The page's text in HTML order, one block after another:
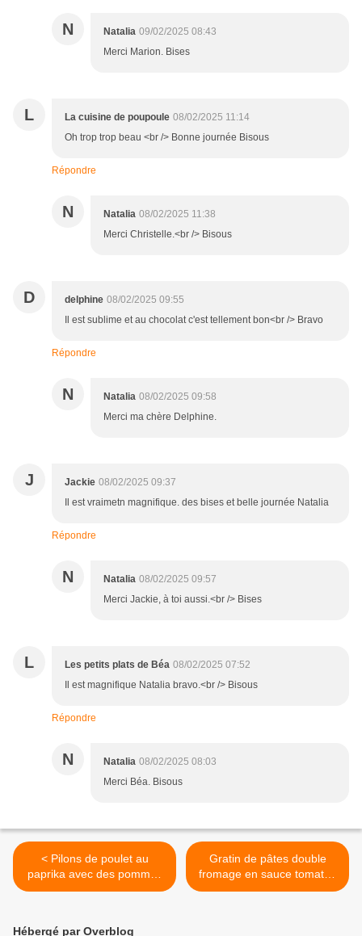
N Natalia 09/02/2025 08:43
Merci Marion. Bises
L La cuisine de poupoule 08/02/2025 11:14
Oh trop trop beau <br /> Bonne journée Bisous
Répondre
N Natalia 08/02/2025 11:38
Merci Christelle.<br /> Bisous
D delphine 08/02/2025 09:55
Il est sublime et au chocolat c'est tellement bon<br /> Bravo
Répondre
N Natalia 08/02/2025 09:58
Merci ma chère Delphine.
J Jackie 08/02/2025 09:37
Il est vraimetn magnifique. des bises et belle journée Natalia
Répondre
N Natalia 08/02/2025 09:57
Merci Jackie, à toi aussi.<br /> Bises
L Les petits plats de Béa 08/02/2025 07:52
Il est magnifique Natalia bravo.<br /> Bisous
Répondre
N Natalia 08/02/2025 08:03
Merci Béa. Bisous
< Pilons de poulet au
paprika avec des pommes
de terre et des carottes -
Gratin de pâtes double
fromage en sauce tomates
- Recette en vidéo >
Hébergé par Overblog